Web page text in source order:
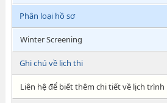
Phân loại hồ sơ
Winter Screening
Ghi chú về lịch thi
Liên hệ để biết thêm chi tiết về lịch trình